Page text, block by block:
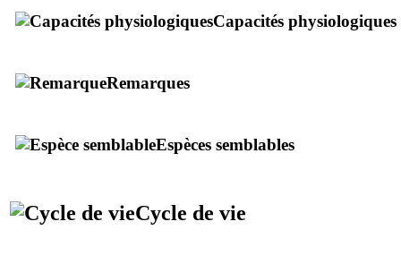
Capacités physiologiques
Remarques
Espèces semblables
Cycle de vie